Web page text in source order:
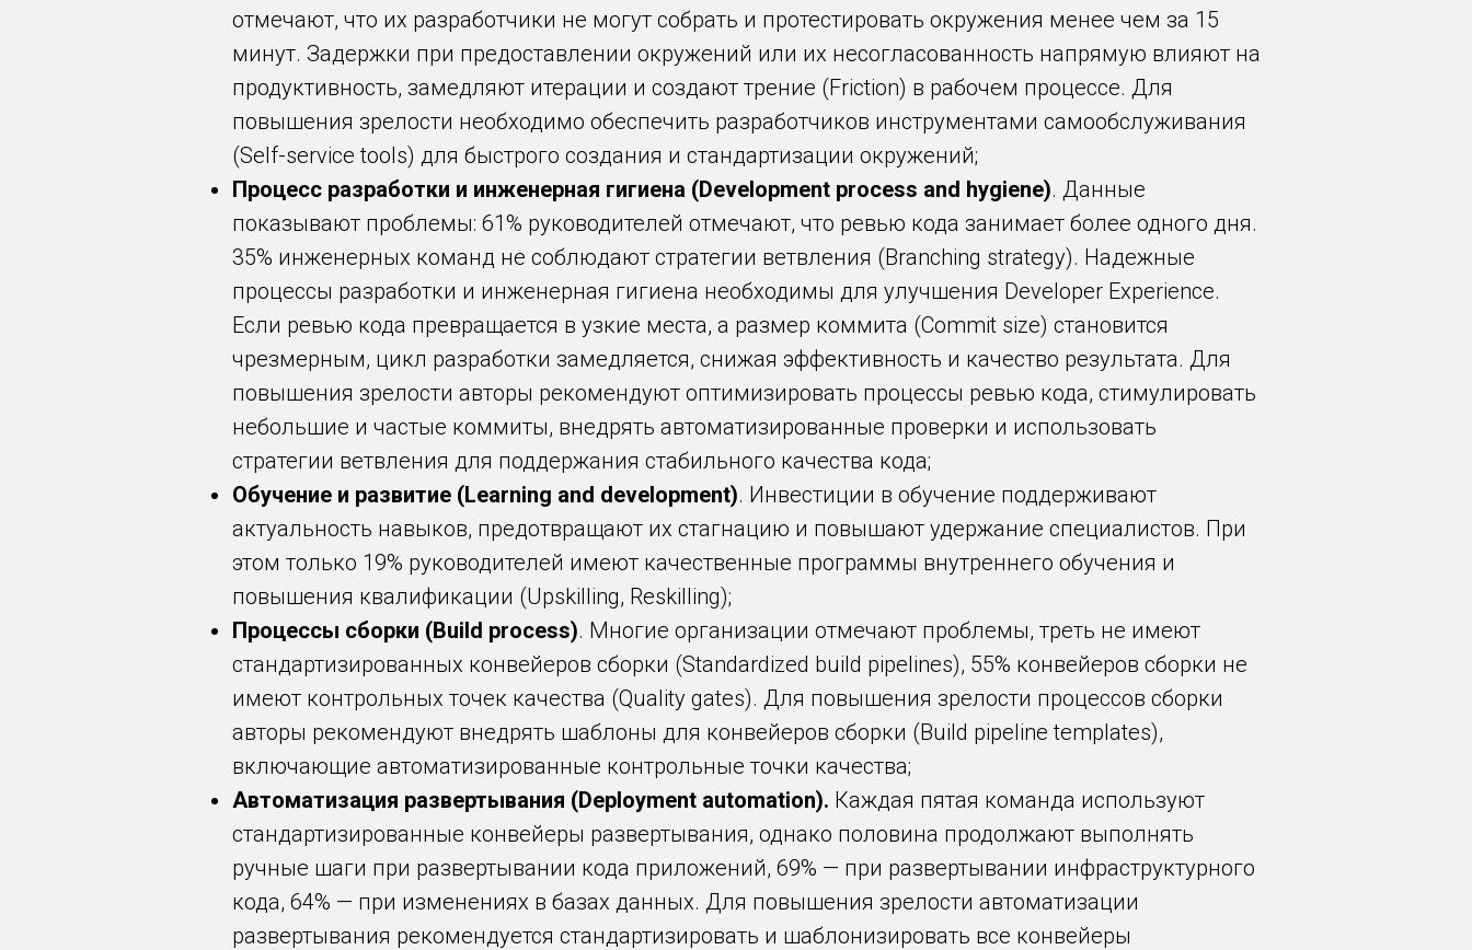
отмечают, что их разработчики не могут собрать и протестировать окружения менее чем за 15
минут. Задержки при предоставлении окружений или их несогласованность напрямую влияют на
продуктивность, замедляют итерации и создают трение (Friction) в рабочем процессе. Для
повышения зрелости необходимо обеспечить разработчиков инструментами самообслуживания
(Self-service tools) для быстрого создания и стандартизации окружений;
Процесс разработки и инженерная гигиена (Development process and hygiene). Данные
показывают проблемы: 61% руководителей отмечают, что ревью кода занимает более одного дня.
35% инженерных команд не соблюдают стратегии ветвления (Branching strategy). Надежные
процессы разработки и инженерная гигиена необходимы для улучшения Developer Experience.
Если ревью кода превращается в узкие места, а размер коммита (Commit size) становится
чрезмерным, цикл разработки замедляется, снижая эффективность и качество результата. Для
повышения зрелости авторы рекомендуют оптимизировать процессы ревью кода, стимулировать
небольшие и частые коммиты, внедрять автоматизированные проверки и использовать
стратегии ветвления для поддержания стабильного качества кода;
Обучение и развитие (Learning and development). Инвестиции в обучение поддерживают
актуальность навыков, предотвращают их стагнацию и повышают удержание специалистов. При
этом только 19% руководителей имеют качественные программы внутреннего обучения и
повышения квалификации (Upskilling, Reskilling);
Процессы сборки (Build process). Многие организации отмечают проблемы, треть не имеют
стандартизированных конвейеров сборки (Standardized build pipelines), 55% конвейеров сборки не
имеют контрольных точек качества (Quality gates). Для повышения зрелости процессов сборки
авторы рекомендуют внедрять шаблоны для конвейеров сборки (Build pipeline templates),
включающие автоматизированные контрольные точки качества;
Автоматизация развертывания (Deployment automation). Каждая пятая команда используют
стандартизированные конвейеры развертывания, однако половина продолжают выполнять
ручные шаги при развертывании кода приложений, 69% — при развертывании инфраструктурного
кода, 64% — при изменениях в базах данных. Для повышения зрелости автоматизации
развертывания рекомендуется стандартизировать и шаблонизировать все конвейеры